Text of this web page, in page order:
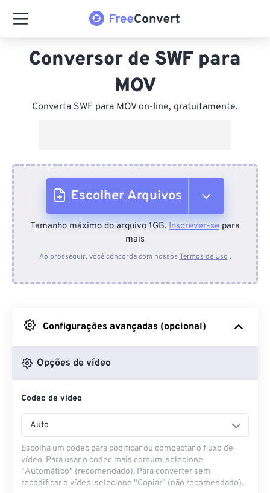
Conversor de SWF para
MOV
Converta SWF para MOV on-line, gratuitamente.
Escolher Arquivos
Do dispositivo
Do Google Drive
Do OneDrive
Tamanho máximo do arquivo 1GB. Inscrever-se para
mais
Ao prosseguir, você concorda com nossos Termos de Uso .
Configurações avançadas (opcional)
Opções de vídeo
Codec de vídeo
Auto
Escolha um codec para codificar ou compactar o fluxo de
vídeo. Para usar o codec mais comum, selecione
"Automático" (recomendado). Para converter sem
recodificar o vídeo, selecione "Copiar" (não recomendado).